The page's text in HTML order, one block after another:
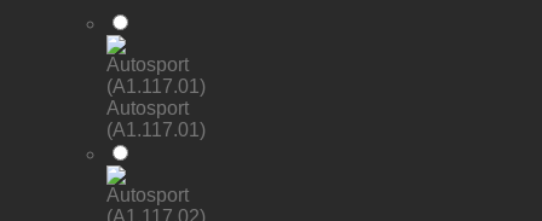
Autosport
(A1.117.01)